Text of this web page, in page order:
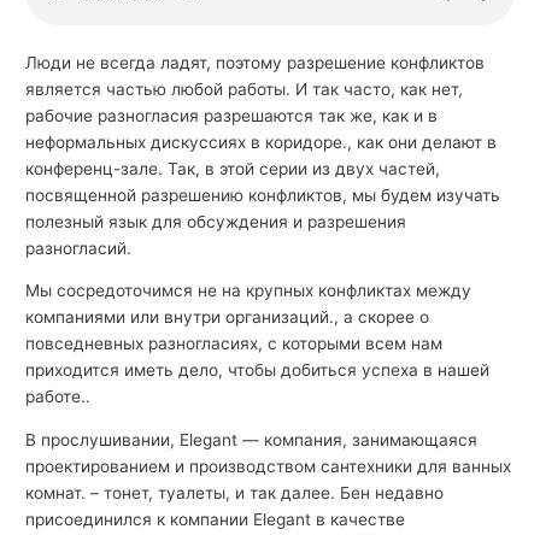
Люди не всегда ладят, поэтому разрешение конфликтов
является частью любой работы. И так часто, как нет,
рабочие разногласия разрешаются так же, как и в
неформальных дискуссиях в коридоре., как они делают в
конференц-зале. Так, в этой серии из двух частей,
посвященной разрешению конфликтов, мы будем изучать
полезный язык для обсуждения и разрешения
разногласий.
Мы сосредоточимся не на крупных конфликтах между
компаниями или внутри организаций., а скорее о
повседневных разногласиях, с которыми всем нам
приходится иметь дело, чтобы добиться успеха в нашей
работе..
В прослушивании, Elegant — компания, занимающаяся
проектированием и производством сантехники для ванных
комнат. – тонет, туалеты, и так далее. Бен недавно
присоединился к компании Elegant в качестве
к
о
г